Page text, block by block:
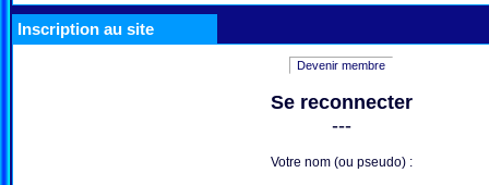
Inscription au site
Devenir membre
Se reconnecter
---
Votre nom (ou pseudo) :